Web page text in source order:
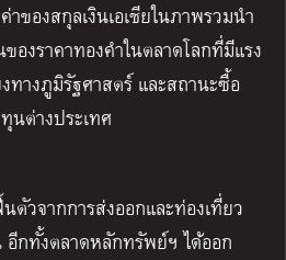
ของสกุลเงินเอเชียในภาพรวมนำ
องราคาทองคำในตลาดโลกที่มีแรง
ทางภูมิรัฐศาสตร์ และสถานะซื้อ
นต่างประเทศ
วจากการส่งออกและท่องเที่ยว
อีกทั้งตลาดหลักทรัพย์ฯ ได้ออก